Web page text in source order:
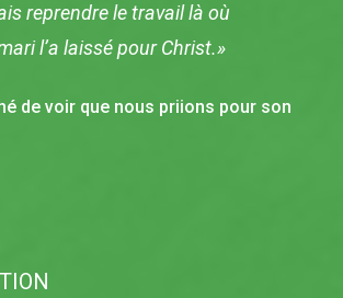
reprendre le travail là où
l’a laissé pour Christ.»
de voir que nous priions pour son